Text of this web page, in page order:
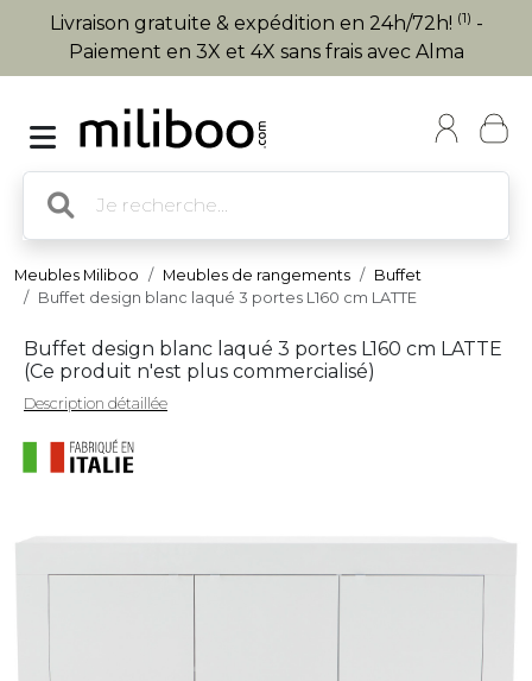
Livraison gratuite & expédition en 24h/72h! (1) -
Paiement en 3X et 4X sans frais avec Alma
Meubles Miliboo Meubles de rangements
Buffet
Buffet design blanc laqué 3 portes L160 cm LATTE
Buffet design blanc laqué 3 portes L160 cm LATTE
(Ce produit n'est plus commercialisé)
Description détaillée